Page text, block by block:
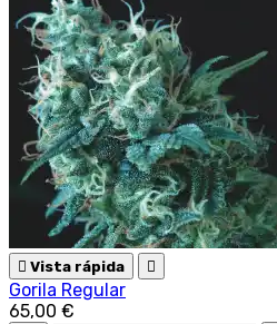
 Vista rápida 
Gorila Regular
65,00 €